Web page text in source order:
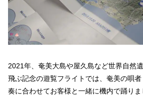
2021年、奄美大島や屋久島など世界自然
飛ぶ記念の遊覧フライトでは、奄美の唄
奏に合わせてお客様と一緒に機内で踊りま